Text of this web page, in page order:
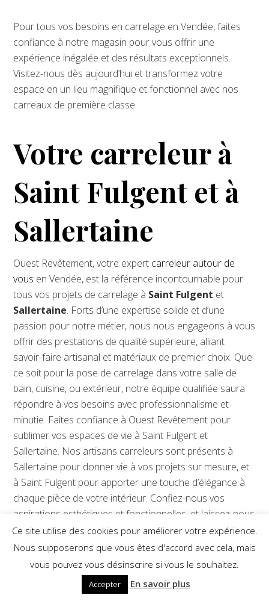
Pour tous vos besoins en carrelage en Vendée, faites
confiance à notre magasin pour vous offrir une
expérience inégalée et des résultats exceptionnels.
Visitez-nous dès aujourd’hui et transformez votre
espace en un lieu magnifique et fonctionnel avec nos
carreaux de première classe.
Votre carreleur à
Saint Fulgent et à
Sallertaine
Ouest Revêtement, votre expert carreleur autour de
vous en Vendée, est la référence incontournable pour
tous vos projets de carrelage à Saint Fulgent et
Sallertaine. Forts d’une expertise solide et d’une
passion pour notre métier, nous nous engageons à vous
offrir des prestations de qualité supérieure, alliant
savoir-faire artisanal et matériaux de premier choix. Que
ce soit pour la pose de carrelage dans votre salle de
bain, cuisine, ou extérieur, notre équipe qualifiée saura
répondre à vos besoins avec professionnalisme et
minutie. Faites confiance à Ouest Revêtement pour
sublimer vos espaces de vie à Saint Fulgent et
Sallertaine. Nos artisans carreleurs sont présents à
Sallertaine pour donner vie à vos projets sur mesure, et
à Saint Fulgent pour apporter une touche d’élégance à
chaque pièce de votre intérieur. Confiez-nous vos
aspirations esthétiques et fonctionnelles, et laissez-nous
vous accompagner dans la réalisation de vos projets les
plus ambitieux à Sallertaine et Saint Fulgent.
Demander un devis
Ce site utilise des cookies pour améliorer votre expérience.
Nous supposerons que vous êtes d'accord avec cela, mais
vous pouvez vous désinscrire si vous le souhaitez.
Accepter En savoir plus